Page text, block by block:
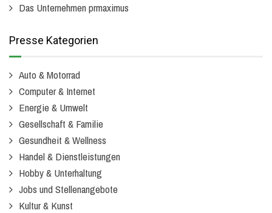
Das Unternehmen prmaximus
Presse Kategorien
Auto & Motorrad
Computer & Internet
Energie & Umwelt
Gesellschaft & Familie
Gesundheit & Wellness
Handel & Dienstleistungen
Hobby & Unterhaltung
Jobs und Stellenangebote
Kultur & Kunst